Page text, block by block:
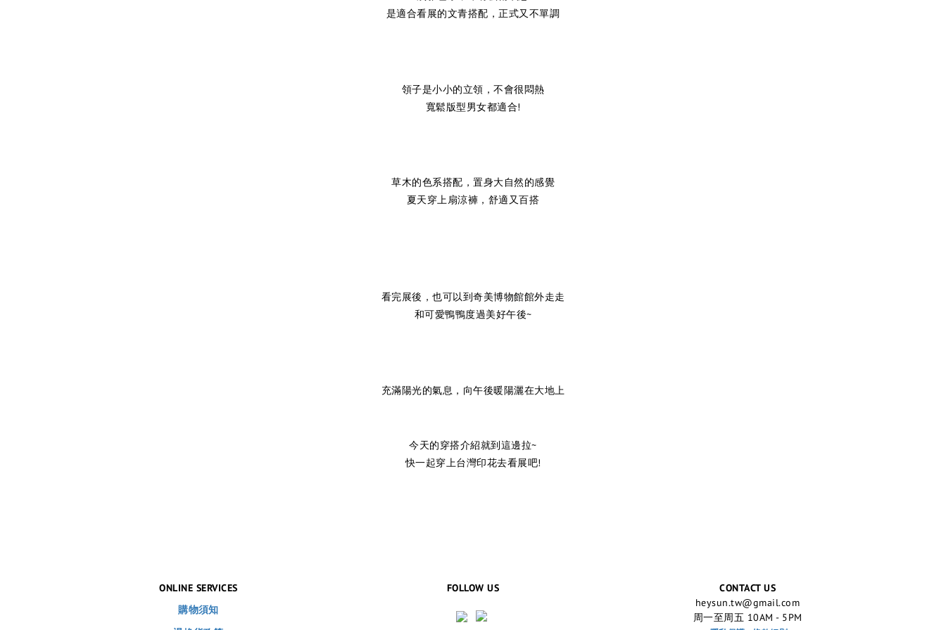
是適合看展的文青搭配，正式又不單調
領子是小小的立領，不會很悶熱
寬鬆版型男女都適合!
草木的色系搭配，置身大自然的感覺
夏天穿上扇涼褲，舒適又百搭
看完展後，也可以到奇美博物館館外走走
和可愛鴨鴨度過美好午後~
充滿陽光的氣息，向午後暖陽灑在大地上
今天的穿搭介紹就到這邊拉~
快一起穿上台灣印花去看展吧!
ONLINE SERVICES
購物須知
FOLLOW US
CONTACT US
heysun.tw@gmail.com
周一至周五 10AM - 5PM